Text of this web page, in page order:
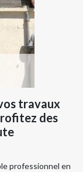
travaux
des
professionnel en